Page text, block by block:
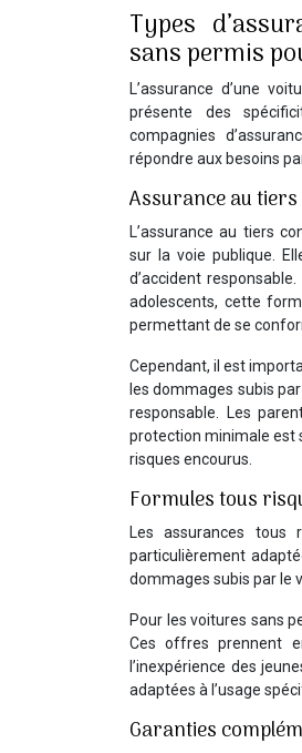
Types
sans permis
L’assurance d’une
présente des
compagnies
répondre aux besoins
Assurance au
L’assurance au tiers
sur la voie publique.
d’accident
adolescents, cette
permettant de se
Cependant, il est
les dommages subis
responsable. Les
protection minimale est
risques encourus.
Formules tous
Les assurances tous
particulièrement
dommages subis par le
Pour les voitures sans
Ces offres prennent
l’inexpérience des
adaptées à l’usage
Garanties